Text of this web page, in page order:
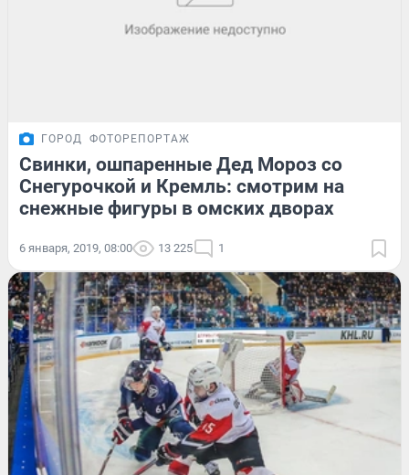
ГОРОД ФОТОРЕПОРТАЖ
Свинки, ошпаренные Дед Мороз со
Снегурочкой и Кремль: смотрим на
снежные фигуры в омских дворах
6 января, 2019, 08:00 13 225 1